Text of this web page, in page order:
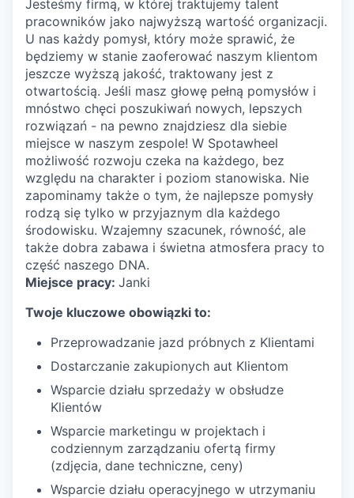
Jesteśmy firmą, w której traktujemy talent
pracowników jako najwyższą wartość organizacji.
U nas każdy pomysł, który może sprawić, że
będziemy w stanie zaoferować naszym klientom
jeszcze wyższą jakość, traktowany jest z
otwartością. Jeśli masz głowę pełną pomysłów i
mnóstwo chęci poszukiwań nowych, lepszych
rozwiązań - na pewno znajdziesz dla siebie
miejsce w naszym zespole! W Spotawheel
możliwość rozwoju czeka na każdego, bez
względu na charakter i poziom stanowiska. Nie
zapominamy także o tym, że najlepsze pomysły
rodzą się tylko w przyjaznym dla każdego
środowisku. Wzajemny szacunek, równość, ale
także dobra zabawa i świetna atmosfera pracy to
część naszego DNA.
Miejsce pracy: Janki
Twoje kluczowe obowiązki to:
Przeprowadzanie jazd próbnych z Klientami
Dostarczanie zakupionych aut Klientom
Wsparcie działu sprzedaży w obsłudze
Klientów
Wsparcie marketingu w projektach i
codziennym zarządzaniu ofertą firmy
(zdjęcia, dane techniczne, ceny)
Wsparcie działu operacyjnego w utrzymaniu